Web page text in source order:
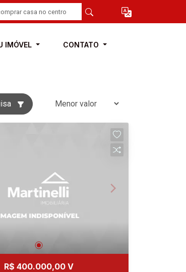
IMÓVEL CONTATO
R$ 400.000,00 V